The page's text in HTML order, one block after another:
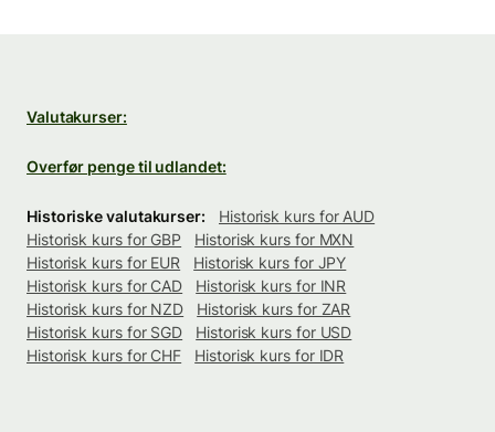
Valutakurser:
Overfør penge til udlandet:
Historiske valutakurser:
Historisk kurs for AUD
Historisk kurs for GBP
Historisk kurs for MXN
Historisk kurs for EUR
Historisk kurs for JPY
Historisk kurs for CAD
Historisk kurs for INR
Historisk kurs for NZD
Historisk kurs for ZAR
Historisk kurs for SGD
Historisk kurs for USD
Historisk kurs for CHF
Historisk kurs for IDR